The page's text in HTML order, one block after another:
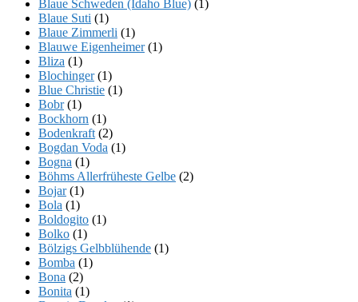
Blaue Schweden (Idaho Blue) (1)
Blaue Suti (1)
Blaue Zimmerli (1)
Blauwe Eigenheimer(1)
Bliza (1)
Blochinger(1)
Blue Christie (1)
Bobr(1)
Bockhorn (1)
Bodenkraft (2)
Bogdan Voda (1)
Bogna (1)
Böhms Allerfrüheste Gelbe (2)
Bojar(1)
Bola (1)
Boldogito (1)
Bolko (1)
Bölzigs Gelbblühende (1)
Bomba (1)
Bona (2)
Bonita (1)